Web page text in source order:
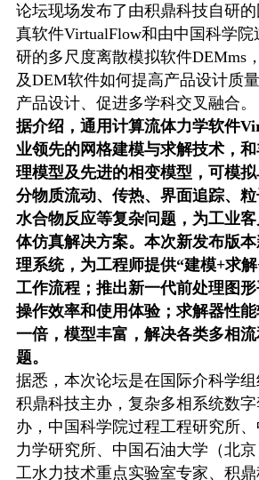
论坛现场发布了由积鼎科技自研
真软件VirtualFlow和由中国科学院
研的多尺度离散模拟软件DEMms
及DEM软件如何提高产品设计质
产品设计、促进多学科交叉融合。
据介绍，通用计算流体力学软件
业领先的网格建模与求解技术，
理模型及先进的相变模型，可模
分物质流动、传热、界面追踪、粒
水合物反应等复杂问题，为工业
体仿真解决方案。本次新发布版
理系统，为工程师提供“建模+求
工作流程；推出新一代前处理图
操作效率和使用体验；求解器性
一倍，模型丰富，解决各类多相
题。
据悉，本次论坛是在国际介科学
积鼎科技主办，复杂多相系统数
办，中国科学院过程工程研究所
力学研究所、中国石油大学（北
工水力技术重点实验室专家、积